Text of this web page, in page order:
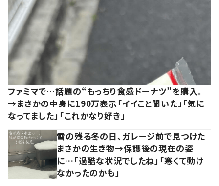
ファミマで…話題の“もっちり食感ドーナツ”を購入。
→まさかの中身に190万表示「イイこと聞いた」「気に
なってました」「これかなり好き」
雪の残る冬の日、ガレージ前で見つけた
まさかの生き物→保護後の現在の姿
に…「過酷な状況でしたね」「寒くて動け
なかったのかも」